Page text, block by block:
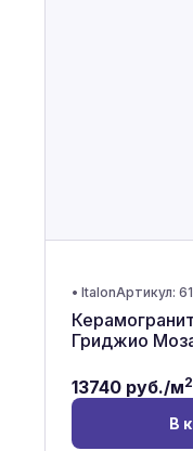
• ItalonАртикул:
Гриджио
13740 руб./м2
В